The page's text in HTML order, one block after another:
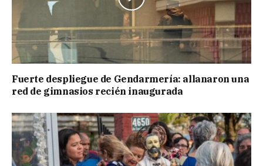
Fuerte despliegue de Gendarmería: allanaron una
red de gimnasios recién inaugurada